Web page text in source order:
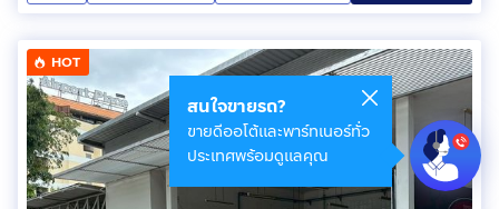
HOT
สนใจขายรถ?
ขายดีออโต้และพาร์ทเนอร์ทั่ว
ประเทศพร้อมดูแลคุณ